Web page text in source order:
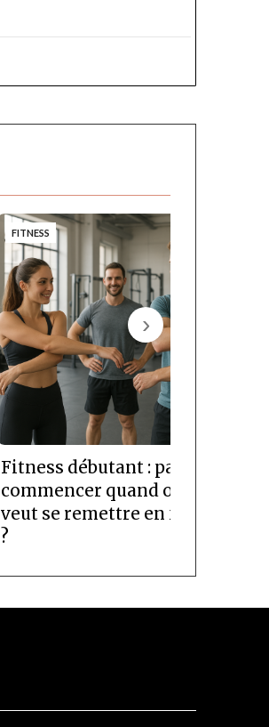
FITNESS
Fitness débutant : par où
commencer quand on
veut se remettre en forme
?
›